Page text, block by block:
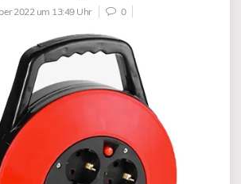
2022 um 13:49 Uhr 0